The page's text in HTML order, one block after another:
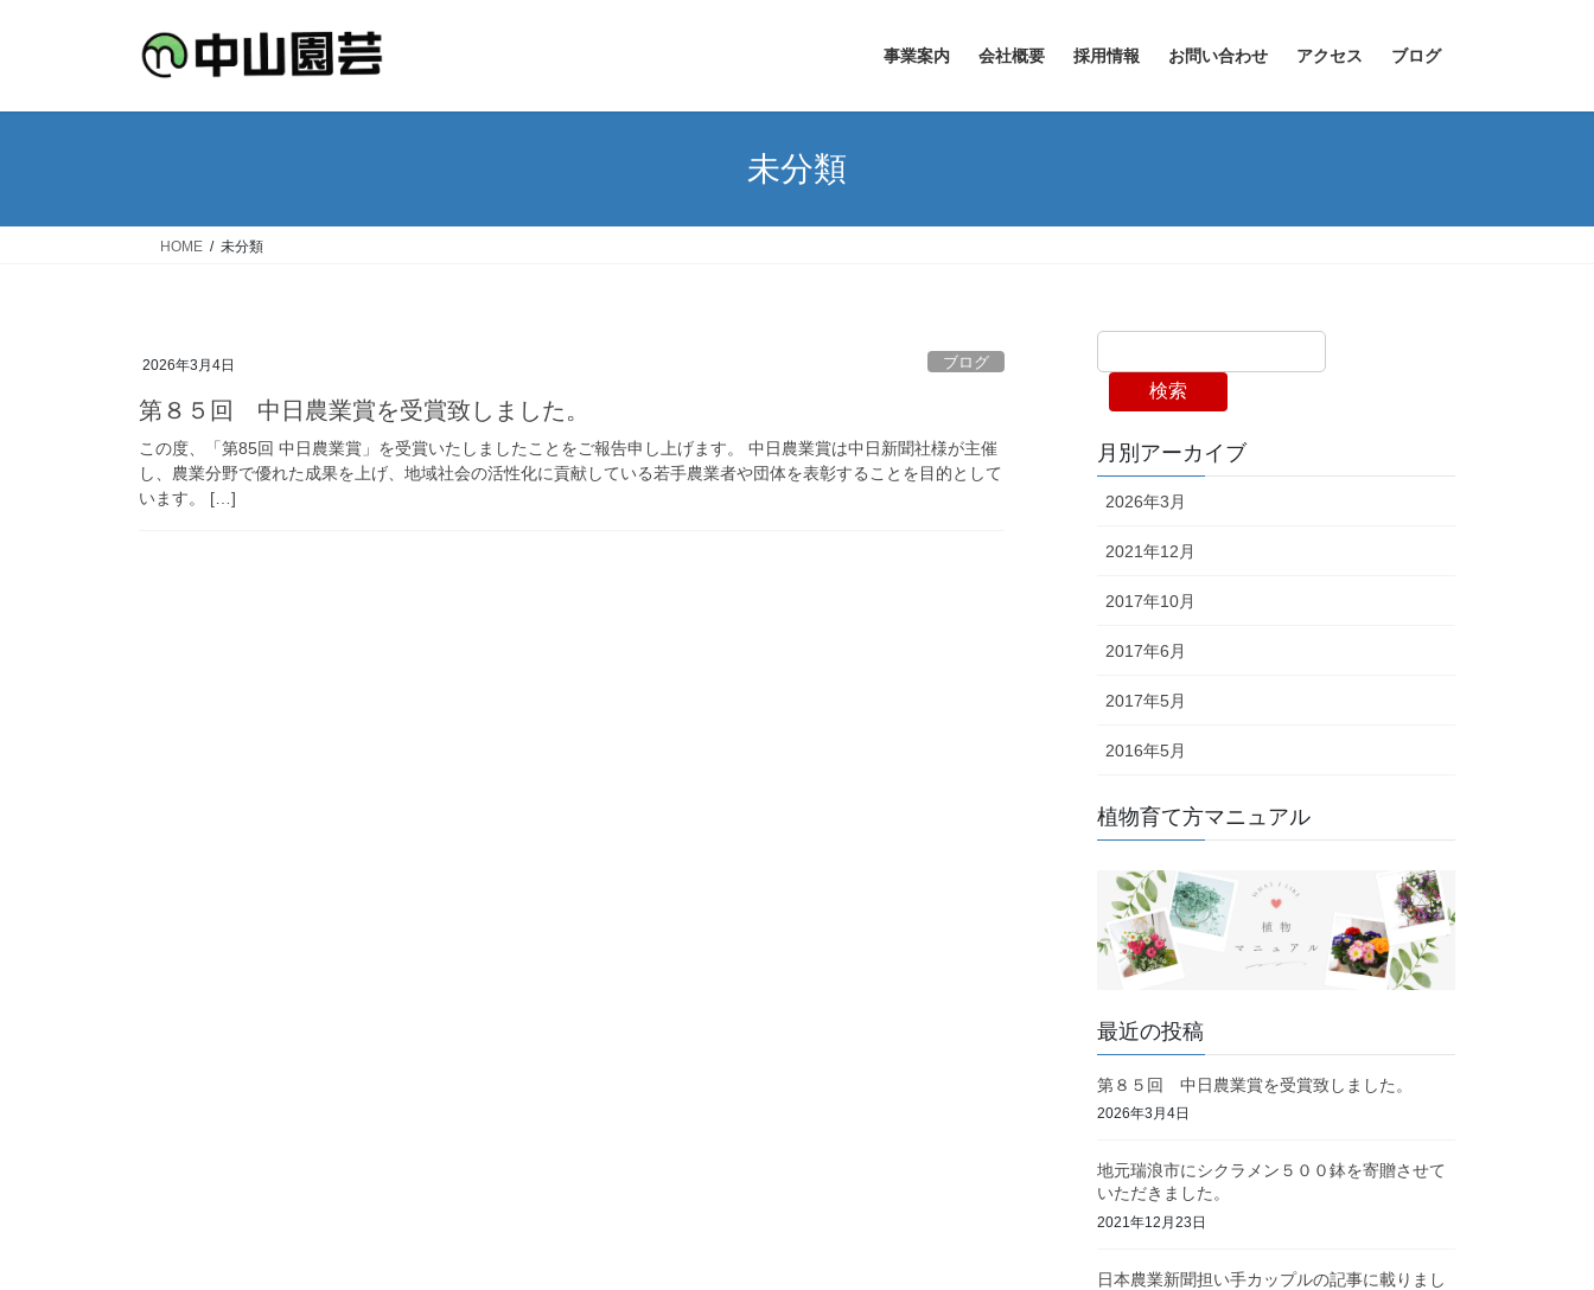
事業案内 会社概要 採用情報 お問い合わせ アクセス ブログ
未分類
HOME 未分類
2026年3月4日 ブログ
第８５回 中日農業賞を受賞致しました。
この度、「第85回 中日農業賞」を受賞いたしましたことをご報告申し上げます。 中日農業賞は中日新聞社様が主催
し、農業分野で優れた成果を上げ、地域社会の活性化に貢献している若手農業者や団体を表彰することを目的として
います。 […]
検索
月別アーカイブ
2026年3月
2021年12月
2017年10月
2017年6月
2017年5月
2016年5月
植物育て方マニュアル
最近の投稿
第８５回 中日農業賞を受賞致しました。
2026年3月4日
地元瑞浪市にシクラメン５００鉢を寄贈させて
いただきました。
2021年12月23日
日本農業新聞担い手カップルの記事に載りまし